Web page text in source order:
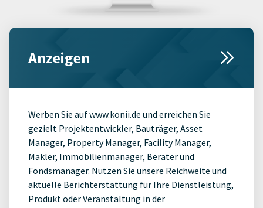
Anzeigen
Werben Sie auf www.konii.de und erreichen Sie
gezielt Projektentwickler, Bauträger, Asset
Manager, Property Manager, Facility Manager,
Makler, Immobilienmanager, Berater und
Fondsmanager. Nutzen Sie unsere Reichweite und
aktuelle Berichterstattung für Ihre Dienstleistung,
Produkt oder Veranstaltung in der